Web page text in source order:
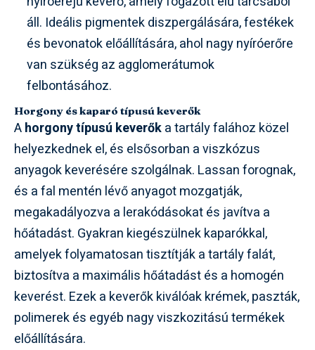
áll. Ideális pigmentek diszpergálására, festékek
és bevonatok előállítására, ahol nagy nyíróerőre
van szükség az agglomerátumok
felbontásához.
Horgony és kaparó típusú keverők
Ahorgony típusú keverőka tartály falához közel
helyezkednek el, és elsősorban a viszkózus
anyagok keverésére szolgálnak. Lassan forognak,
és a fal mentén lévő anyagot mozgatják,
megakadályozva a lerakódásokat és javítva a
hőátadást. Gyakran kiegészülnek kaparókkal,
amelyek folyamatosan tisztítják a tartály falát,
biztosítva a maximális hőátadást és a homogén
keverést. Ezek a keverők kiválóak krémek, paszták,
polimerek és egyéb nagy viszkozitású termékek
előállítására.